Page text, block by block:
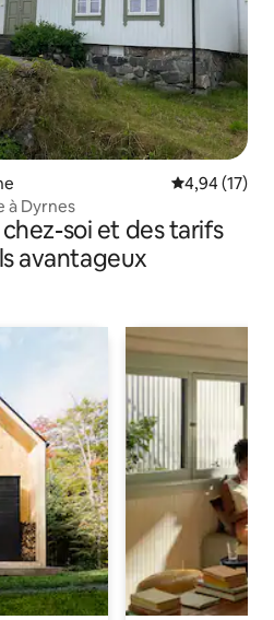
Évaluation
4,94 (17)
à Dyrnes
soi et des tarifs
avantageux